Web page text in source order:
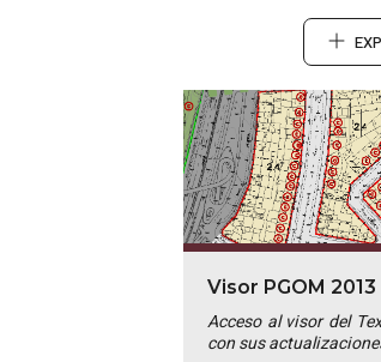
Visor PGOM 2013
Acceso al visor del
con sus